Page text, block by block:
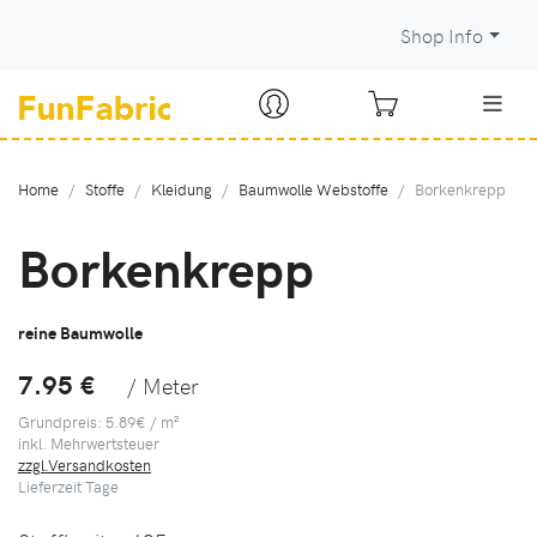
Shop Info
Home Stoffe Kleidung Baumwolle Webstoffe Borkenkrepp
Borkenkrepp
reine Baumwolle
7.95 € / Meter
Grundpreis: 5.89€ / m²
inkl. Mehrwertsteuer
zzgl.Versandkosten
LieferzeitTage